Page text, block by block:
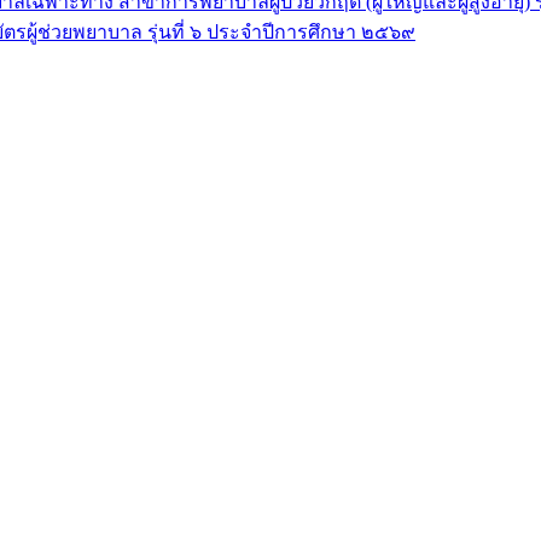
รผู้ช่วยพยาบาล รุ่นที่ ๖ ประจำปีการศึกษา ๒๕๖๙